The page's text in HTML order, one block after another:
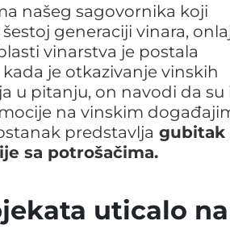
našeg sagovornika koji
generaciji vinara,
vinarstva je postala
kada je otkazivanje vinskih
u pitanju, on navodi da su
na vinskim
predstavlja gubitak
sa potrošačima.
uticalo na